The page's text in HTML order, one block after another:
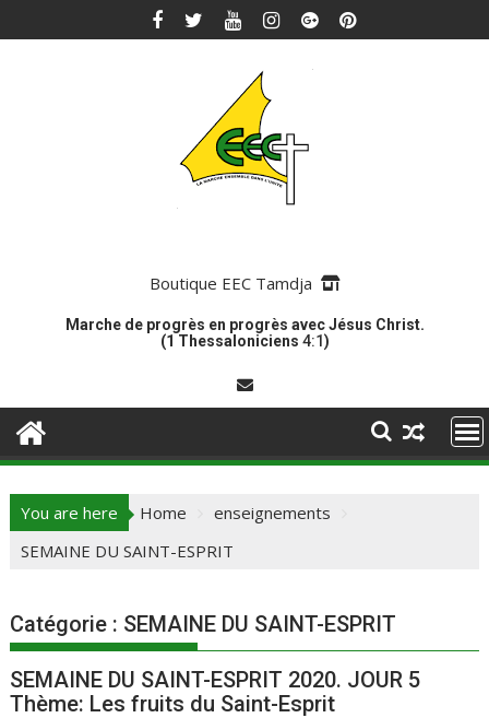
to
Boutique EEC Tamdja
Marche de progrès en progrès avec Jésus Christ.
(1 Thessaloniciens 4:1)
You are here Home
enseignements
SEMAINE DU SAINT-ESPRIT
Catégorie : SEMAINE DU SAINT-ESPRIT
SEMAINE DU SAINT-ESPRIT 2020. JOUR 5
Thème: Les fruits du Saint-Esprit